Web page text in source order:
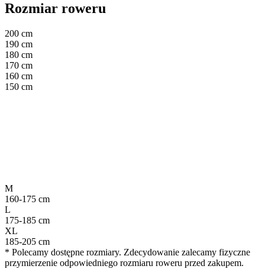
Rozmiar roweru
200 cm
190 cm
180 cm
170 cm
160 cm
150 cm
M
160-175 cm
L
175-185 cm
XL
185-205 cm
* Polecamy dostępne rozmiary. Zdecydowanie zalecamy fizyczne
przymierzenie odpowiedniego rozmiaru roweru przed zakupem.